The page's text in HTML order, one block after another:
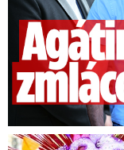
2025
Ovlivňovat nás
znát na
nejvyšší denní
21 °C,v